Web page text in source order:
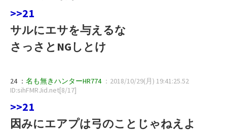
>>21
サルにエサを与えるな
さっさとNGしとけ
24 ： 名も無きハンターHR774 ：2018/10/29(月) 19:41:25.52
ID:sihFMRJid.net[8/17]
>>21
因みにエアプは弓のことじゃねえよ